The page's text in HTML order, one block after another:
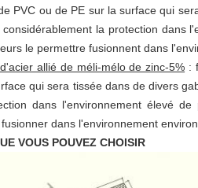
PVC ou de PE sur la surface qui
la protection dans
le permettre fusionnent dans
allié de méli-mélo de zinc-5% :
qui sera tissée dans de divers
dans l'environnement élevé
dans l'environnement
VOUS POUVEZ CHOISIR